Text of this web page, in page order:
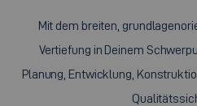
Mit dem breiten,
Vertiefung in Deinem
Planung, Entwicklung,